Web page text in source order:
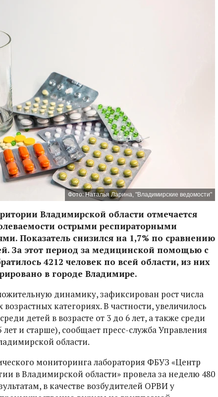
Фото: Наталья Ларина, "Владимирские ведомости"
Владимирской области отмечается
острыми респираторными
Показатель снизился на 1,7% по сравнению
За этот период за медицинской помощью с
4212 человек по всей области, из них
в городе Владимире.
динамику, зафиксирован рост числа
категориях. В частности, увеличилось
детей в возрасте от 3 до 6 лет, а также среди
лет и старше), сообщает пресс-служба Управления
области.
мониторинга лаборатория ФБУЗ «Центр
в Владимирской области» провела за неделю 480
в качестве возбудителей ОРВИ у